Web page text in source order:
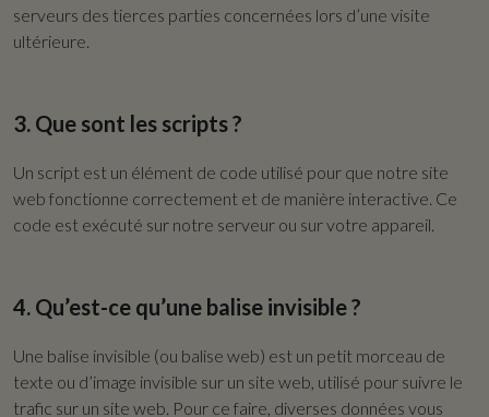
serveurs des tierces parties concernées lors d’une visite
ultérieure.
3. Que sont les scripts ?
Un script est un élément de code utilisé pour que notre site
web fonctionne correctement et de manière interactive. Ce
code est exécuté sur notre serveur ou sur votre appareil.
4. Qu’est-ce qu’une balise invisible ?
Une balise invisible (ou balise web) est un petit morceau de
texte ou d’image invisible sur un site web, utilisé pour suivre le
trafic sur un site web. Pour ce faire, diverses données vous